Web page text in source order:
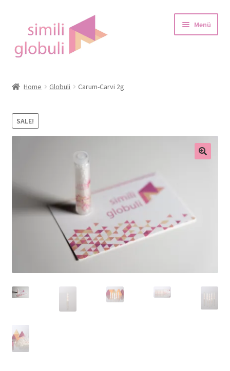
Navigation
springen
Inhalt
springen
Menü
Blog
Home Globuli Carum-Carvi 2g
SALE!